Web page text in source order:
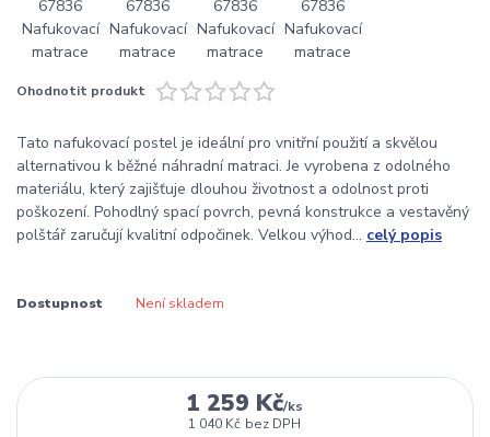
Ohodnotit produkt
Tato nafukovací postel je ideální pro vnitřní použití a skvělou
alternativou k běžné náhradní matraci. Je vyrobena z odolného
materiálu, který zajišťuje dlouhou životnost a odolnost proti
poškození. Pohodlný spací povrch, pevná konstrukce a vestavěný
polštář zaručují kvalitní odpočinek. Velkou výhod... celý popis
Dostupnost Není skladem
1 259 Kč/ks
1 040 Kč bez DPH